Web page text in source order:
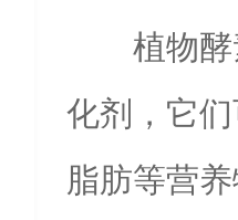
植物
化剂，它
脂肪等营